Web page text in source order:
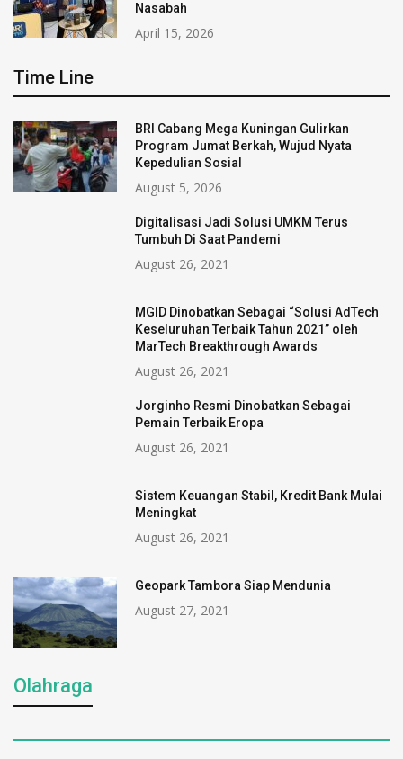
Nasabah
April 15, 2026
Time Line
BRI Cabang Mega Kuningan Gulirkan
Program Jumat Berkah, Wujud Nyata
Kepedulian Sosial
August 5, 2026
Digitalisasi Jadi Solusi UMKM Terus
Tumbuh Di Saat Pandemi
August 26, 2021
MGID Dinobatkan Sebagai “Solusi AdTech
Keseluruhan Terbaik Tahun 2021” oleh
MarTech Breakthrough Awards
August 26, 2021
Jorginho Resmi Dinobatkan Sebagai
Pemain Terbaik Eropa
August 26, 2021
Sistem Keuangan Stabil, Kredit Bank Mulai
Meningkat
August 26, 2021
Geopark Tambora Siap Mendunia
August 27, 2021
Olahraga